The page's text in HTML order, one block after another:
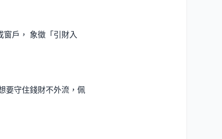
戶， 象徵「引財入
要守住錢財不外流，佩